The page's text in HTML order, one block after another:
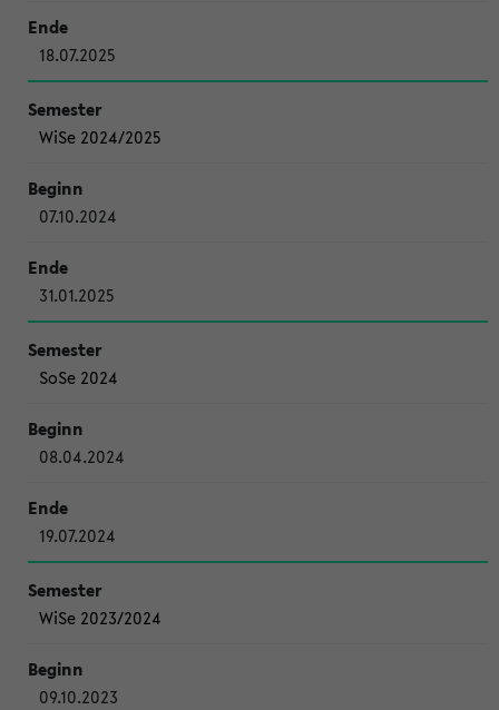
18.07.2025
WiSe 2024/2025
07.10.2024
31.01.2025
SoSe 2024
08.04.2024
19.07.2024
WiSe 2023/2024
09.10.2023